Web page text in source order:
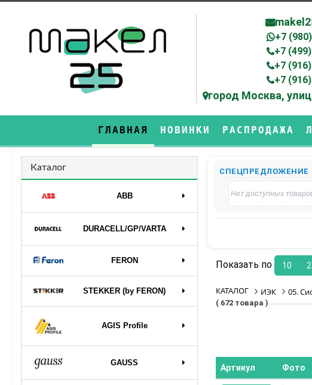
+7
+7
+7
+7
город Москва,
ГЛАВНАЯ НОВИНКИ РАСПРОДАЖА
Каталог
ABB
DURAСELL/GP/VARTA
FERON
STEKKER (by FERON)
AGIS Profile
GAUSS
СПЕЦПРЕДЛОЖЕНИЕ
Нет доступных
Показать по 10
КАТАЛОГ ИЭК 05.
( 672 товара )
Артикул Фото